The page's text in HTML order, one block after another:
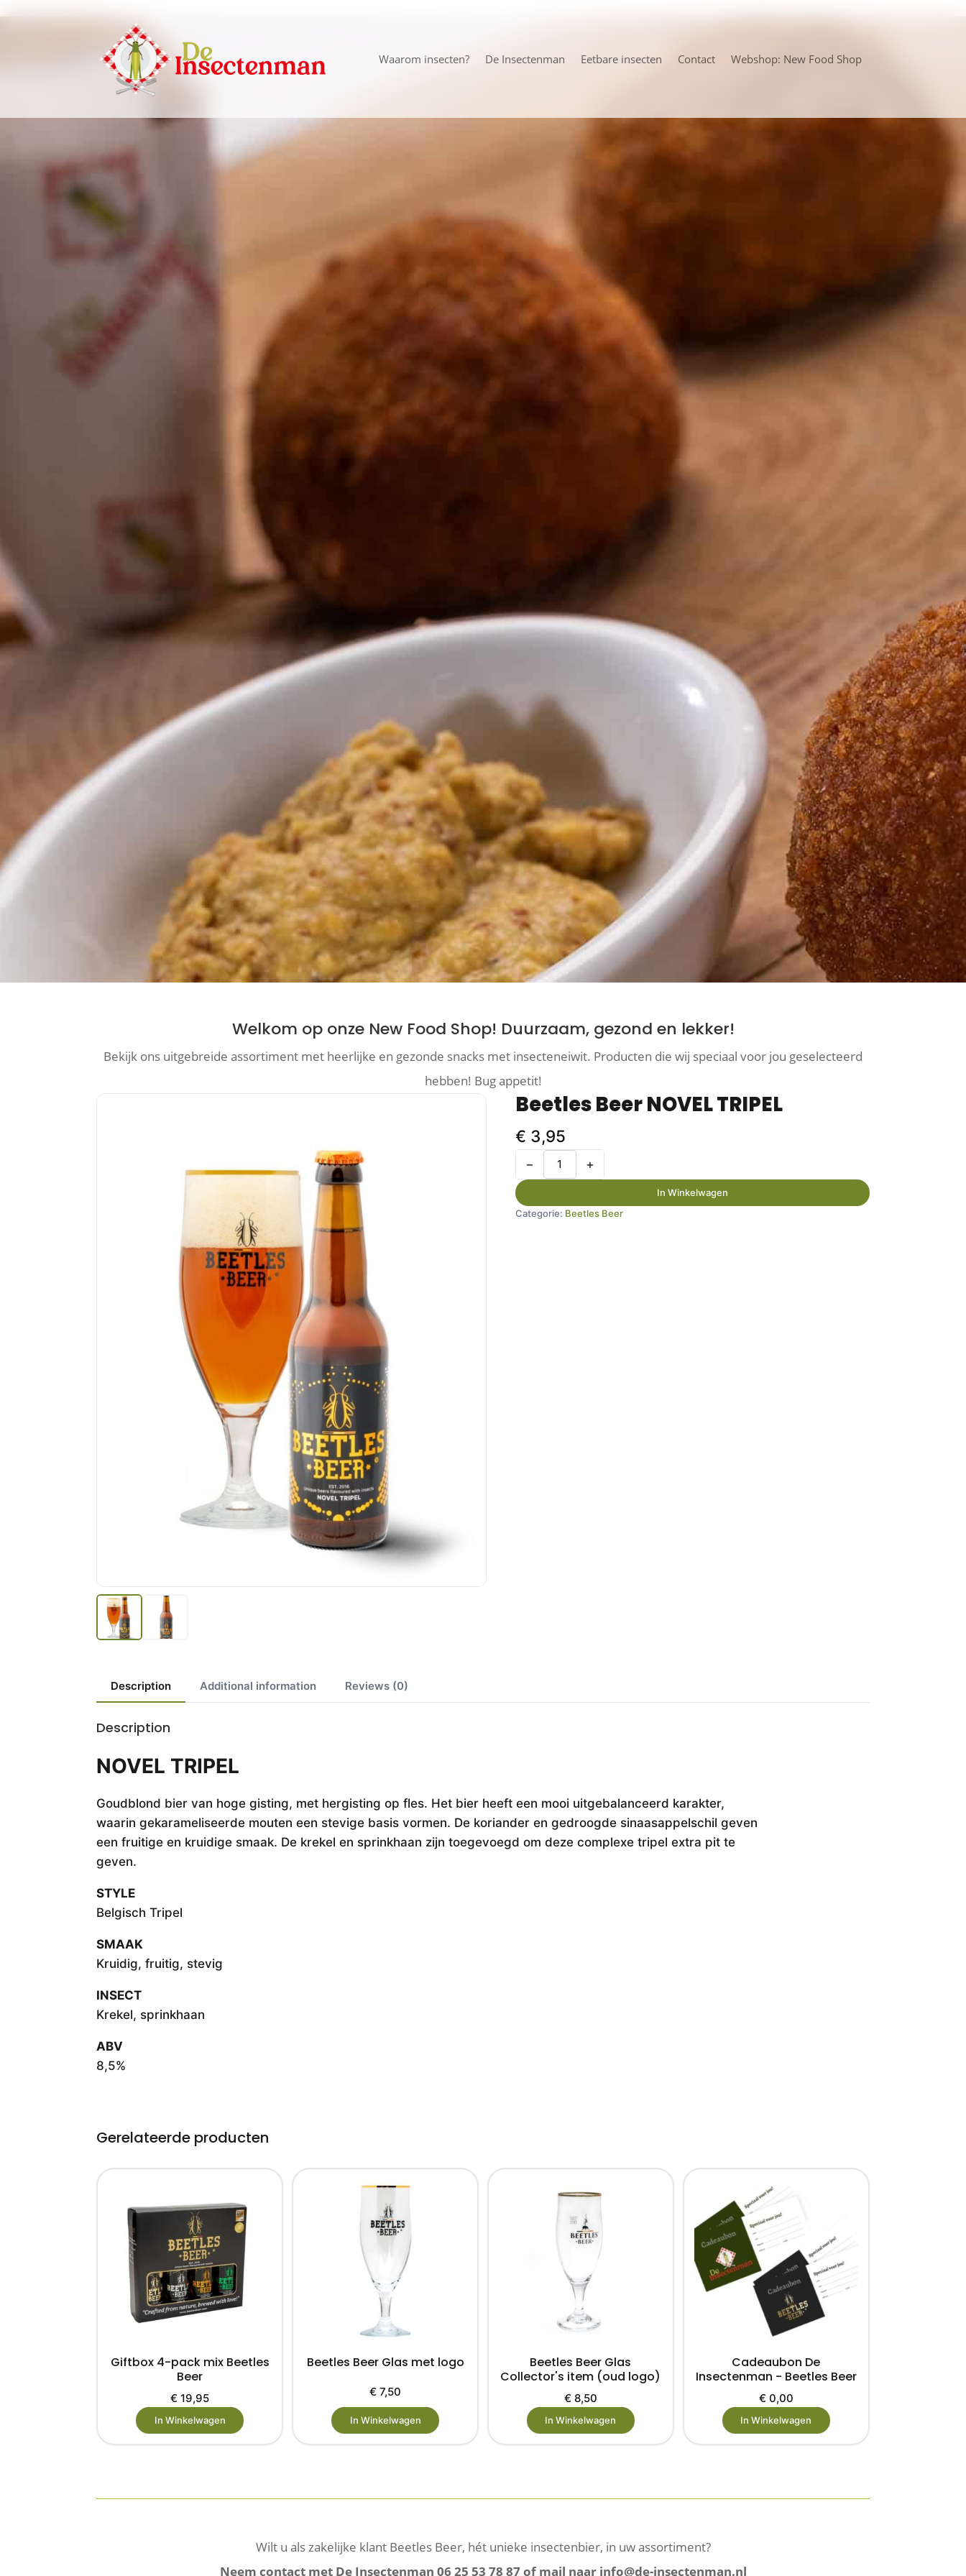
Waarom insecten? De Insectenman Eetbare insecten Contact Webshop: New Food Shop
Welkom op onze New Food Shop! Duurzaam, gezond en lekker!
Bekijk ons uitgebreide assortiment met heerlijke en gezonde snacks met insecteneiwit. Producten die wij speciaal voor jou geselecteerd
hebben! Bug appetit!
Beetles Beer NOVEL TRIPEL
€ 3,95
− +
In Winkelwagen
Categorie: Beetles Beer
Description Additional information Reviews (0)
Description
NOVEL TRIPEL
Goudblond bier van hoge gisting, met hergisting op fles. Het bier heeft een mooi uitgebalanceerd karakter,
waarin gekarameliseerde mouten een stevige basis vormen. De koriander en gedroogde sinaasappelschil geven
een fruitige en kruidige smaak. De krekel en sprinkhaan zijn toegevoegd om deze complexe tripel extra pit te
geven.
STYLE
Belgisch Tripel
SMAAK
Kruidig, fruitig, stevig
INSECT
Krekel, sprinkhaan
ABV
8,5%
Gerelateerde producten
Giftbox 4-pack mix Beetles
Beer
€ 19,95
In Winkelwagen
Beetles Beer Glas met logo
€ 7,50
In Winkelwagen
Beetles Beer Glas
Collector's item (oud logo)
€ 8,50
In Winkelwagen
Cadeaubon De
Insectenman - Beetles Beer
€ 0,00
In Winkelwagen
Wilt u als zakelijke klant Beetles Beer, hét unieke insectenbier, in uw assortiment?
Neem contact met De Insectenman 06 25 53 78 87 of mail naar info@de-insectenman.nl